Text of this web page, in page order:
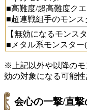
■高難度/超高難度ク
■超連戦組手のモンス
【無効になるモンスタ
■メタル系モンスタ
※上記以外や以降の
効の対象になる可能性
会心の一撃/直